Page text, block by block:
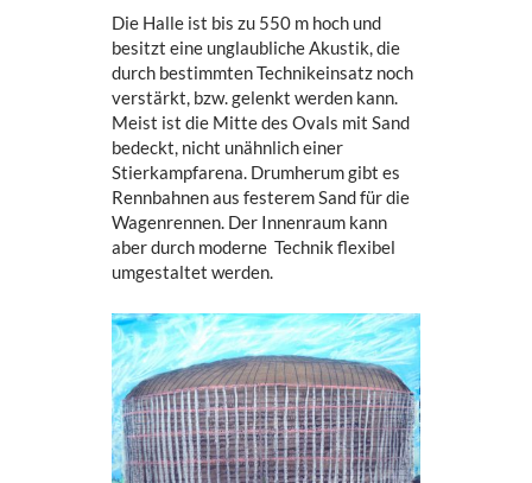
Die Halle ist bis zu 550 m hoch und
besitzt eine unglaubliche Akustik, die
durch bestimmten Technikeinsatz noch
verstärkt, bzw. gelenkt werden kann.
Meist ist die Mitte des Ovals mit Sand
bedeckt, nicht unähnlich einer
Stierkampfarena. Drumherum gibt es
Rennbahnen aus festerem Sand für die
Wagenrennen. Der Innenraum kann
aber durch moderne Technik flexibel
umgestaltet werden.